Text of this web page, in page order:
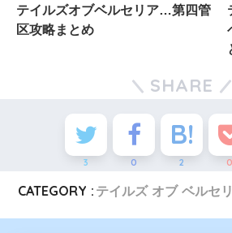
テイルズオブベルセリア…第四管
区攻略まとめ
SHARE
3 0 2 0
CATEGORY : テイルズ オブ ベルセ